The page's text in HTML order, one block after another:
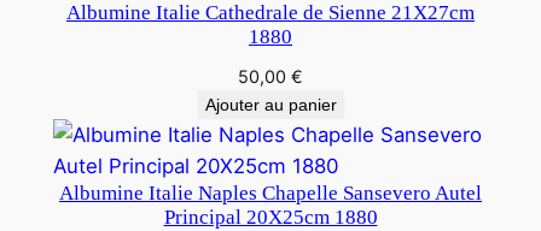
Albumine Italie Cathedrale de Sienne 21X27cm
1880
50,00 €
Ajouter au panier
Albumine Italie Naples Chapelle Sansevero Autel
Principal 20X25cm 1880